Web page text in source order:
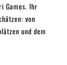
Games. Ihr
von
und dem